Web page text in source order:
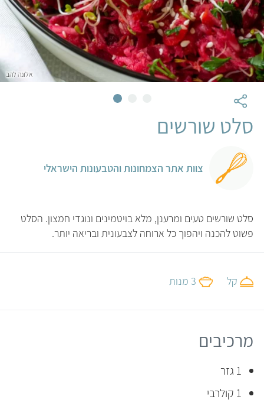
אלונה להב
סלט שורשים
צוות אתר הצמחונות והטבעונות הישראלי
סלט שורשים טעים ומרענן, מלא בויטמינים ונוגדי חמצון. הסלט
פשוט להכנה ויהפוך כל ארוחה לצבעונית ובריאה יותר.
קל 3 מנות
מרכיבים
1 גזר
1 קולרבי